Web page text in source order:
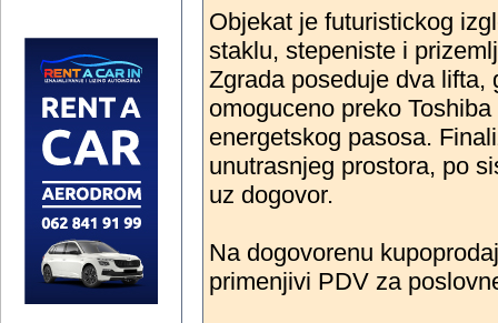
Objekat je futuristickog
staklu, stepeniste i
Zgrada poseduje dva lifta,
omoguceno preko
energetskog pasosa.
unutrasnjeg prostora, po
uz dogovor.
Na dogovorenu
primenjivi PDV za